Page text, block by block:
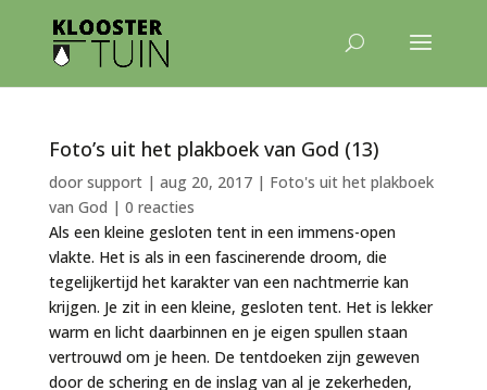
Foto’s uit het plakboek van God (13)
door support| aug 20, 2017| Foto's uit het plakboek
van God | 0 reacties
Als een kleine gesloten tent in een immens-open
vlakte. Het is als in een fascinerende droom, die
tegelijkertijd het karakter van een nachtmerrie kan
krijgen. Je zit in een kleine, gesloten tent. Het is lekker
warm en licht daarbinnen en je eigen spullen staan
vertrouwd om je heen. De tentdoeken zijn geweven
door de schering en de inslag van al je zekerheden,